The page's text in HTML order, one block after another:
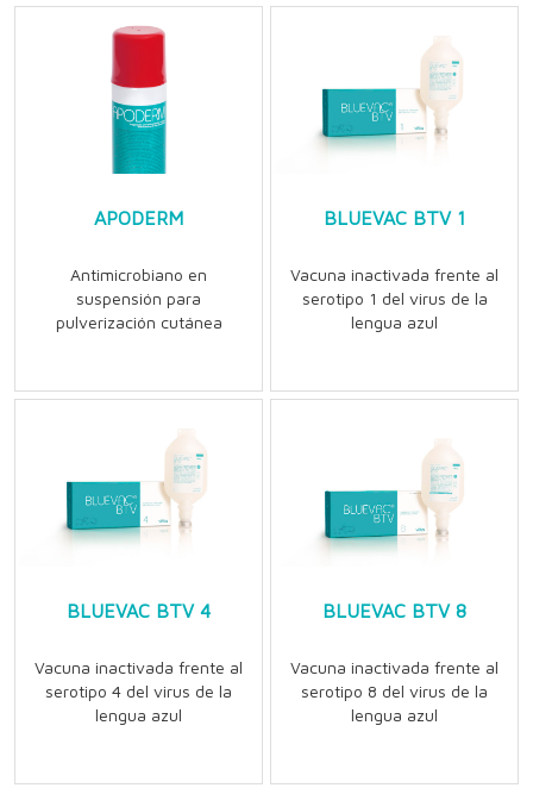
APODERM
Antimicrobiano en
suspensión para
pulverización cutánea
BLUEVAC BTV 1
Vacuna inactivada frente al
serotipo 1 del virus de la
lengua azul
BLUEVAC BTV 4
Vacuna inactivada frente al
serotipo 4 del virus de la
lengua azul
BLUEVAC BTV 8
Vacuna inactivada frente al
serotipo 8 del virus de la
lengua azul